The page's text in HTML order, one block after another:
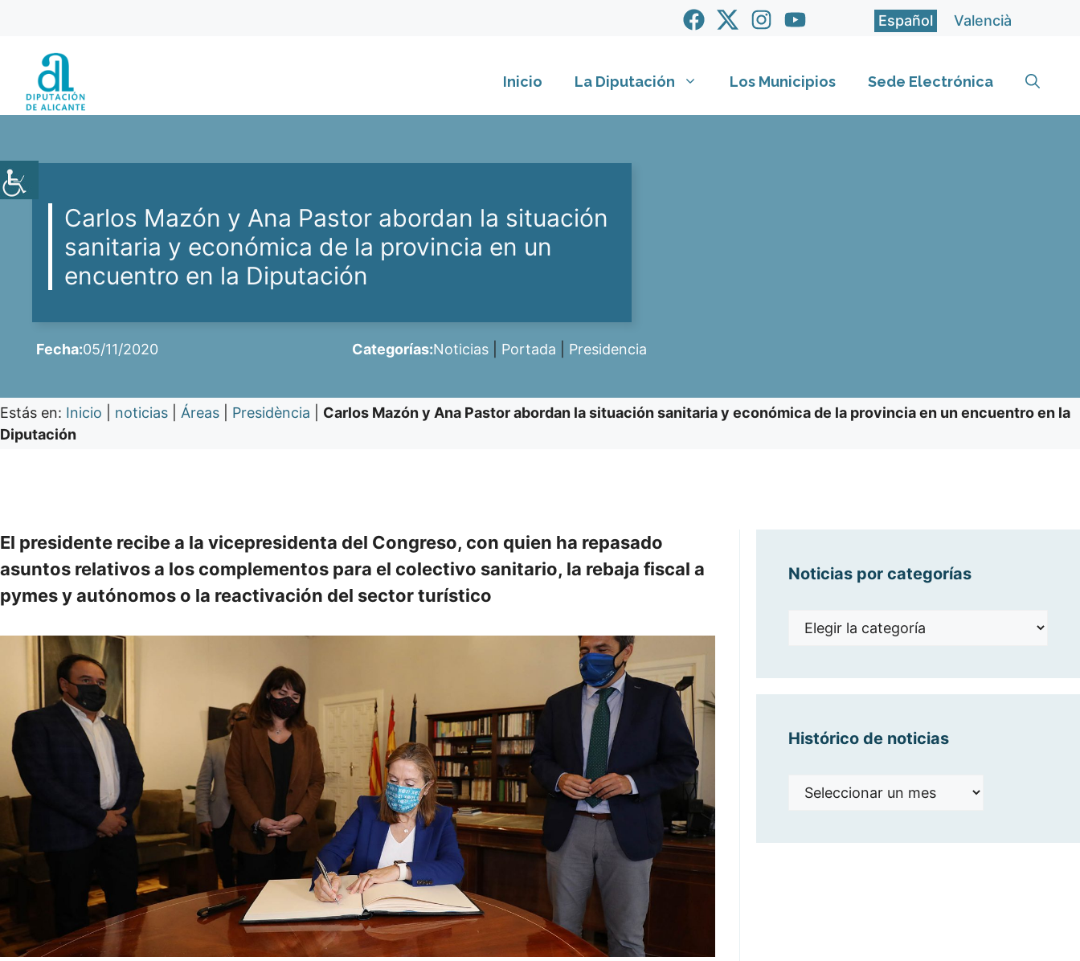
contenido
Español Valencià
Inicio La Diputación Los Municipios Sede Electrónica
Carlos Mazón y Ana Pastor abordan la situación
sanitaria y económica de la provincia en un
encuentro en la Diputación
Fecha:05/11/2020 Categorías:Noticias Portada Presidencia
Estás en: Inicio noticias Áreas Presidència
Carlos Mazón y Ana Pastor abordan la situación sanitaria y económica de la provincia en un encuentro en la
Diputación
El presidente recibe a la vicepresidenta del Congreso, con quien ha repasado
asuntos relativos a los complementos para el colectivo sanitario, la rebaja fiscal a
pymes y autónomos o la reactivación del sector turístico
Noticias por categorías
Noticias
Histórico de noticias
Histórico